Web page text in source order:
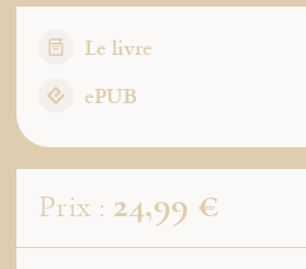
Le livre
ePUB
Prix : 24,99 €